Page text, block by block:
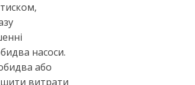
насоси.
або
витрати